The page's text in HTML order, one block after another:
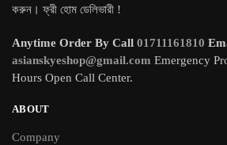
করুন। ফ্রী হোম ডেলিভারী !
Anytime Order By Call 01711161810
asianskyeshop@gmail.com Emergency
Hours Open Call Center.
ABOUT
Company